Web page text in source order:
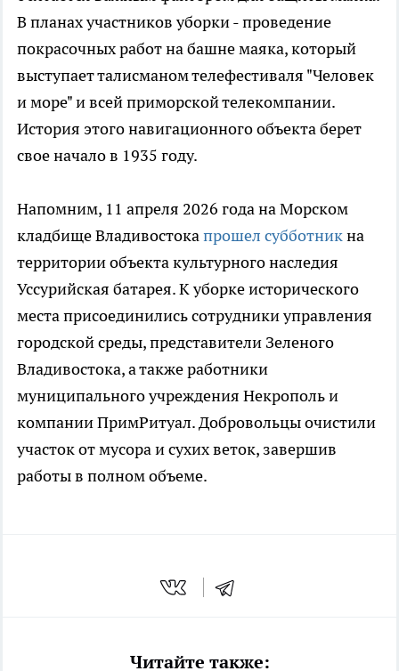
В планах участников уборки - проведение
покрасочных работ на башне маяка, который
выступает талисманом телефестиваля "Человек
и море" и всей приморской телекомпании.
История этого навигационного объекта берет
свое начало в 1935 году.
Напомним, 11 апреля 2026 года на Морском
кладбище Владивостокапрошел субботникна
территории объекта культурного наследия
Уссурийская батарея. К уборке исторического
места присоединились сотрудники управления
городской среды, представители Зеленого
Владивостока, а также работники
муниципального учреждения Некрополь и
компании ПримРитуал. Добровольцы очистили
участок от мусора и сухих веток, завершив
работы в полном объеме.
Читайте также: